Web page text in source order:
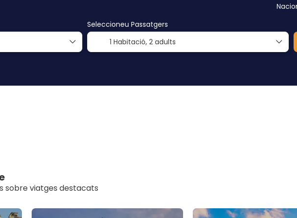
Seleccioneu Passatgers
1 Habitació, 2 adults
sobre viatges destacats